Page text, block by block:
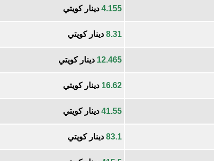
4.155 دينار كويتي
8.31 دينار كويتي
12.465 دينار كويتي
16.62 دينار كويتي
41.55 دينار كويتي
83.1 دينار كويتي